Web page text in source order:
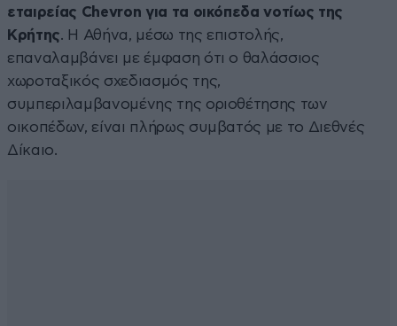
εταιρείας Chevron για τα οικόπεδα νοτίως της
Κρήτης. Η Αθήνα, μέσω της επιστολής,
επαναλαμβάνει με έμφαση ότι ο θαλάσσιος
χωροταξικός σχεδιασμός της,
συμπεριλαμβανομένης της οριοθέτησης των
οικοπέδων, είναι πλήρως συμβατός με το Διεθνές
Δίκαιο.